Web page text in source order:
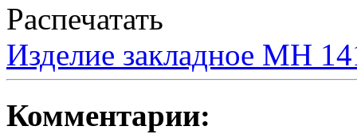
Распечатать
Изделие закладное МН
Комментарии: